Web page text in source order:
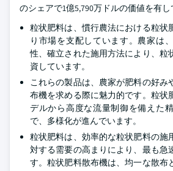
のシェアで1億5,790万ドルの価値を有し
粒状肥料は、慣行農法における粒状
り市場を支配しています。農家は
性、確立された施用方法により、粒
資しています。
これらの製品は、農家が肥料の好み
布機を求める際に魅力的です。粒状
デルから高度な流量制御を備えた
で、多様化が進んでいます。
粒状肥料は、効率的な粒状肥料の施
対する需要の高まりにより、最も急
す。粒状肥料散布機は、均一な散布